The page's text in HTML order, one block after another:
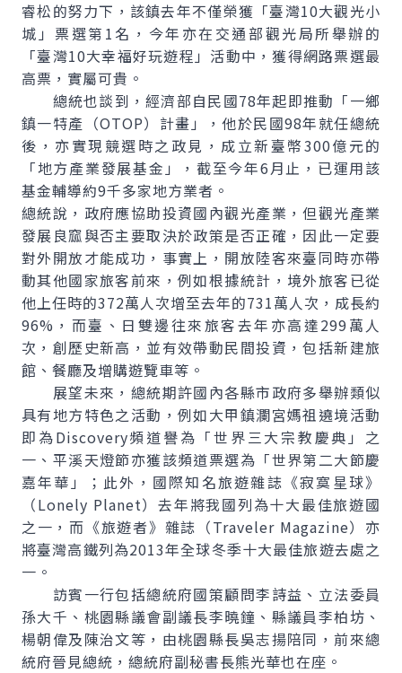
睿松的努力下，該鎮去年不僅榮獲「臺灣10大觀光小
城」票選第1名，今年亦在交通部觀光局所舉辦的
「臺灣10大幸福好玩遊程」活動中，獲得網路票選最
高票，實屬可貴。
總統也談到，經濟部自民國78年起即推動「一鄉
鎮一特產（OTOP）計畫」，他於民國98年就任總統
後，亦實現競選時之政見，成立新臺幣300億元的
「地方產業發展基金」，截至今年6月止，已運用該
基金輔導約9千多家地方業者。
總統說，政府應協助投資國內觀光產業，但觀光產業
發展良窳與否主要取決於政策是否正確，因此一定要
對外開放才能成功，事實上，開放陸客來臺同時亦帶
動其他國家旅客前來，例如根據統計，境外旅客已從
他上任時的372萬人次增至去年的731萬人次，成長約
96%，而臺、日雙邊往來旅客去年亦高達299萬人
次，創歷史新高，並有效帶動民間投資，包括新建旅
館、餐廳及增購遊覽車等。
展望未來，總統期許國內各縣市政府多舉辦類似
具有地方特色之活動，例如大甲鎮瀾宮媽祖遶境活動
即為Discovery頻道譽為「世界三大宗教慶典」之
一、平溪天燈節亦獲該頻道票選為「世界第二大節慶
嘉年華」；此外，國際知名旅遊雜誌《寂寞星球》
（Lonely Planet）去年將我國列為十大最佳旅遊國
之一，而《旅遊者》雜誌（Traveler Magazine）亦
將臺灣高鐵列為2013年全球冬季十大最佳旅遊去處之
一。
訪賓一行包括總統府國策顧問李詩益、立法委員
孫大千、桃園縣議會副議長李曉鐘、縣議員李柏坊、
楊朝偉及陳治文等，由桃園縣長吳志揚陪同，前來總
統府晉見總統，總統府副秘書長熊光華也在座。